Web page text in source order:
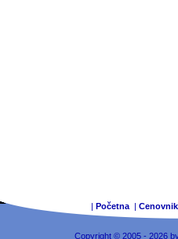
| Početna| Cenovnik
Copyright © 2005 - 2026